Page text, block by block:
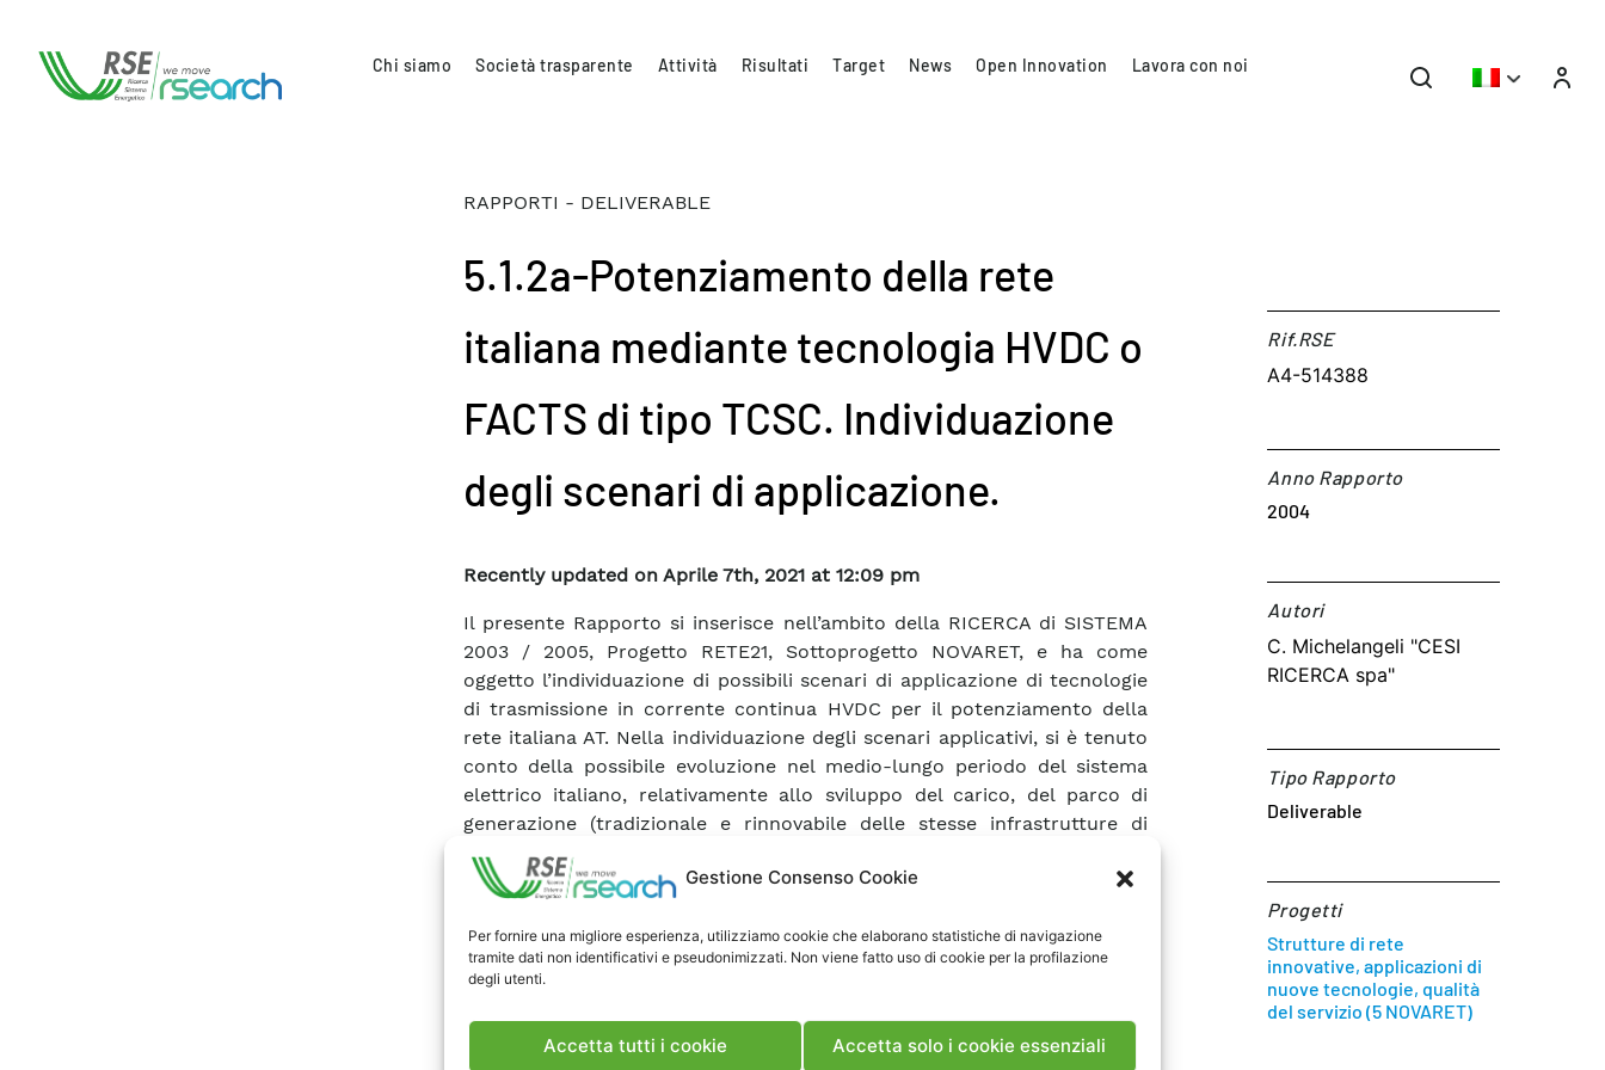
Gestione Consenso Cookie
Per fornire una migliore esperienza, utilizziamo cookie che elaborano statistiche di navigazione
tramite dati non identificativi e pseudonimizzati. Non viene fatto uso di cookie per la profilazione
degli utenti.
Accetta tutti i cookie Accetta solo i cookie essenziali
Chi siamo Società trasparente Attività Risultati Target News Open Innovation Lavora con noi
RAPPORTI - DELIVERABLE
5.1.2a-Potenziamento della rete
italiana mediante tecnologia HVDC o
FACTS di tipo TCSC. Individuazione
degli scenari di applicazione.
Recently updated on Aprile 7th, 2021 at 12:09 pm
Il presente Rapporto si inserisce nell’ambito della RICERCA di SISTEMA
2003 / 2005, Progetto RETE21, Sottoprogetto NOVARET, e ha come
oggetto l’individuazione di possibili scenari di applicazione di tecnologie
di trasmissione in corrente continua HVDC per il potenziamento della
rete italiana AT. Nella individuazione degli scenari applicativi, si è tenuto
conto della possibile evoluzione nel medio-lungo periodo del sistema
elettrico italiano, relativamente allo sviluppo del carico, del parco di
generazione (tradizionale e rinnovabile delle stesse infrastrutture di
trasporto (in particolare la rete AAT) e delle interconnessioni con
l’estero. Si è analizzata la ripartizione dei flussi di potenza (load-flow) a
(analisi di sicurezza statica). Sono state ipotizzate possibili situazioni di
squilibrio di produzione, al Nord e al Sud, dovute sia ad un eccesso di
produzione locale sia ad un eccesso di importazioni dall’estero. Sono
state quindi evidenziate le conseguenze di tali squilibri in termini di
possibili congestioni della rete, tali da non consentirne l’esercizio in
Rif.RSE​
A4-514388
Anno Rapporto
2004
Autori​
C. Michelangeli "CESI
RICERCA spa"
Tipo Rapporto
Deliverable
Progetti
Strutture di rete
innovative, applicazioni di
nuove tecnologie, qualità
del servizio (5 NOVARET)